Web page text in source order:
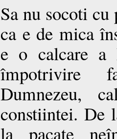
Sa nu socoti
ca e de mica
e o calcare a
Dumnezeu,
constiintei. De
la pacate